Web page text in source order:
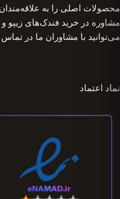
محصولات اصلی را به
مشاوره در خرید فندک‌های زیپو
می‌توانید با مشاوران ما در
نماد اعتماد